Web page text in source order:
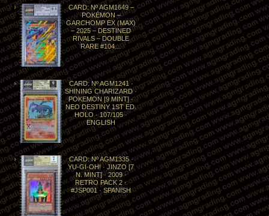
CARD: Nº AGM1649 –
POKÉMON –
GARCHOMP EX (MAX)
– 2025 – DESTINED
RIVALS – DOUBLE
RARE #104…
CARD: Nº AGM1241 ·
SHINING CHARIZARD ·
POKEMON [9 MINT] ·
NEO DESTINY 1ST ED.
HOLO · 107/105 ·
ENGLISH
CARD: Nº AGM1335 ·
YU-GI-OH! · JINZO [7
N. MINT] · 2009 ·
RETRO PACK 2 ·
#JSP001 · SPANISH